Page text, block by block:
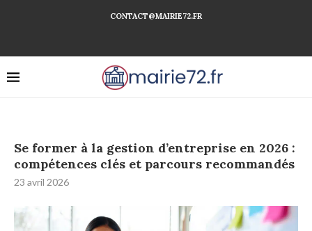
CONTACT@MAIRIE72.FR
Se former à la gestion d’entreprise en 2026 :
compétences clés et parcours recommandés
23 avril 2026